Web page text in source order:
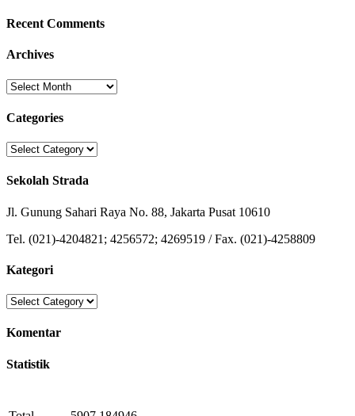
Recent Comments
Archives
Archives
Categories
Categories
Sekolah Strada
Jl. Gunung Sahari Raya No. 88, Jakarta Pusat 10610
Tel. (021)-4204821; 4256572; 4269519 / Fax. (021)-4258809
Kategori
Kategori
Komentar
Statistik